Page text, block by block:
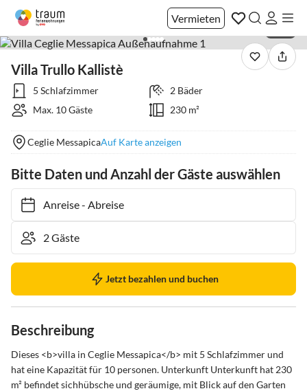
Vermieten
Villa Trullo Kallistè
5 Schlafzimmer
2 Bäder
Max. 10 Gäste
230 m²
Ceglie MessapicaAuf Karte anzeigen
Bitte Daten und Anzahl der Gäste auswählen
Anreise- Abreise
Jetzt bezahlen und buchen
Beschreibung
Dieses <b>villa in Ceglie Messapica</b> mit 5 Schlafzimmer und
hat eine Kapazität für 10 personen. Unterkunft Unterkunft hat 230
m² befindet sichhübsche und geräumige, mit Blick auf den Garten